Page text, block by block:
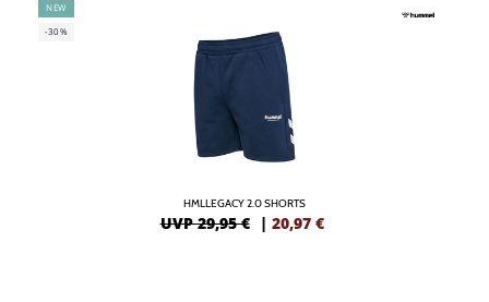
NEW
-30%
HMLLEGACY 2.0 SHORTS
UVP 29,95 € | 20,97 €